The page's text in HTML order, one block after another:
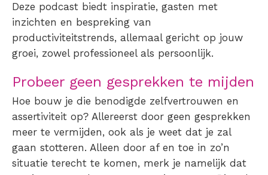
Deze podcast biedt inspiratie, gasten met
inzichten en bespreking van
productiviteitstrends, allemaal gericht op jouw
groei, zowel professioneel als persoonlijk.
Probeer geen gesprekken te mijden
Hoe bouw je die benodigde zelfvertrouwen en
assertiviteit op? Allereerst door geen gesprekken
meer te vermijden, ook als je weet dat je zal
gaan stotteren. Alleen door af en toe in zo’n
situatie terecht te komen, merk je namelijk dat